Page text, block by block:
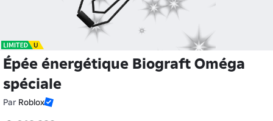
Épée énergétique Biograft Oméga
spéciale
Par Roblox